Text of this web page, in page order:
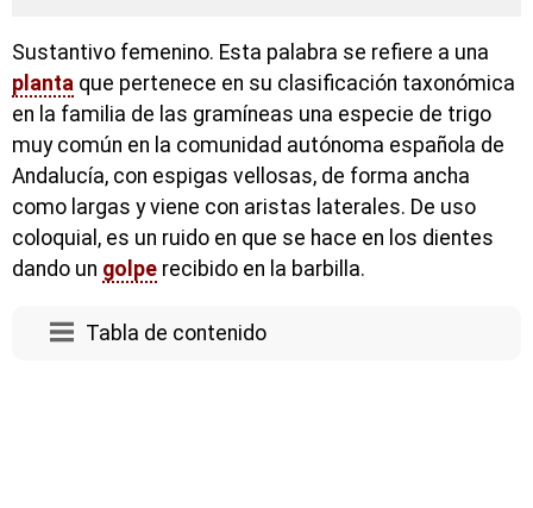
Sustantivo femenino. Esta palabra se refiere a una
planta que pertenece en su clasificación taxonómica
en la familia de las gramíneas una especie de trigo
muy común en la comunidad autónoma española de
Andalucía, con espigas vellosas, de forma ancha
como largas y viene con aristas laterales. De uso
coloquial, es un ruido en que se hace en los dientes
dando un golpe recibido en la barbilla.
Tabla de contenido